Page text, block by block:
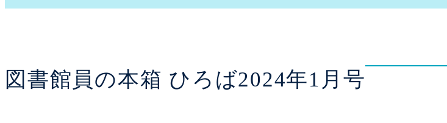
図書館員の本箱 ひろば2024年1月号